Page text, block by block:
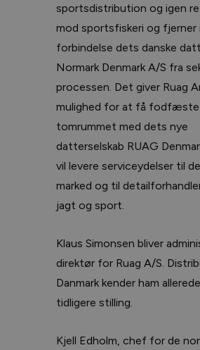
sportsdistribution og igen
mod sportsfiskeri og fjerner
forbindelse dets danske
Normark Denmark A/S fra
processen. Det giver Ruag
mulighed for at få fodfæste
tomrummet med dets nye
datterselskab RUAG
vil levere serviceydelser til
marked og til
jagt og sport.
Klaus Simonsen bliver
direktør for Ruag A/S.
Danmark kender ham
tidligere stilling.
Kjell Edholm, chef for de